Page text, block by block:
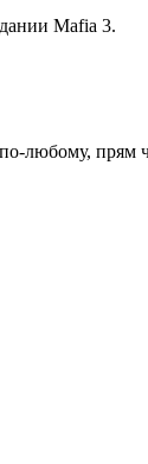
Mafia 3.
любому, прям